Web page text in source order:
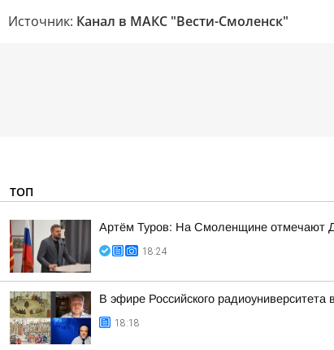
Источник: Канал в МАКС "Вести-Смоленск"
ТОП
Артём Туров: На Смоленщине отмечают
18:24
В эфире Российского
18:18